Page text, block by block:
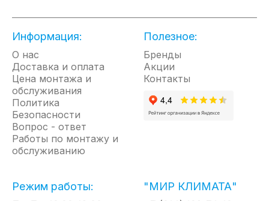
Информация:
О нас
Доставка и оплата
Цена монтажа и
обслуживания
Политика
Безопасности
Вопрос - ответ
Работы по монтажу и
обслуживанию
Полезное:
Бренды
Акции
Контакты
Режим работы: "МИР КЛИМАТА"